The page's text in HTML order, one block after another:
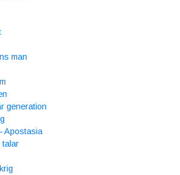
man
generation
Apostasia
talar